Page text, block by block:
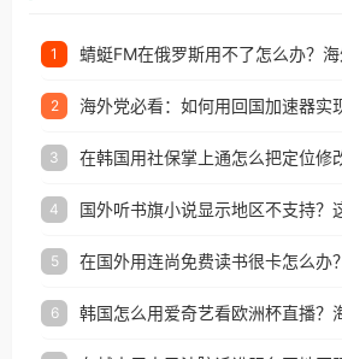
1
2
3 在韩国用社保掌上通怎么把定位修
4
5
6